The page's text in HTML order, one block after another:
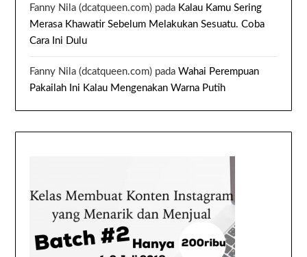
Fanny Nila (dcatqueen.com) pada Kalau Kamu Sering
Merasa Khawatir Sebelum Melakukan Sesuatu. Coba
Cara Ini Dulu
Fanny Nila (dcatqueen.com) padaWahai Perempuan
Pakailah Ini Kalau Mengenakan Warna Putih